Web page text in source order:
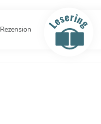
Rezension